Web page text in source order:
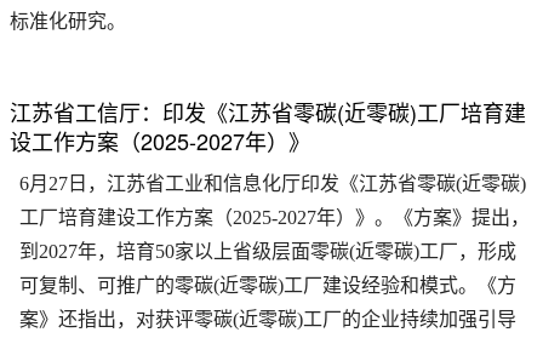
标准化研究。
江苏省工信厅：印发《江苏省零碳(近零碳)工厂培育建
设工作方案（2025-2027年）》
6月27日，江苏省工业和信息化厅印发《江苏省零碳(近零碳)
工厂培育建设工作方案（2025-2027年）》。《方案》提出，
到2027年，培育50家以上省级层面零碳(近零碳)工厂，形成
可复制、可推广的零碳(近零碳)工厂建设经验和模式。《方
案》还指出，对获评零碳(近零碳)工厂的企业持续加强引导